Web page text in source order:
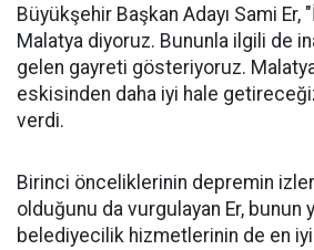
Büyükşehir Başkan Adayı Sami
Malatya diyoruz. Bununla ilgili de
gelen gayreti gösteriyoruz.
eskisinden daha iyi hale
verdi.
Birinci önceliklerinin depremin
olduğunu da vurgulayan Er, bunun
belediyecilik hizmetlerinin de en